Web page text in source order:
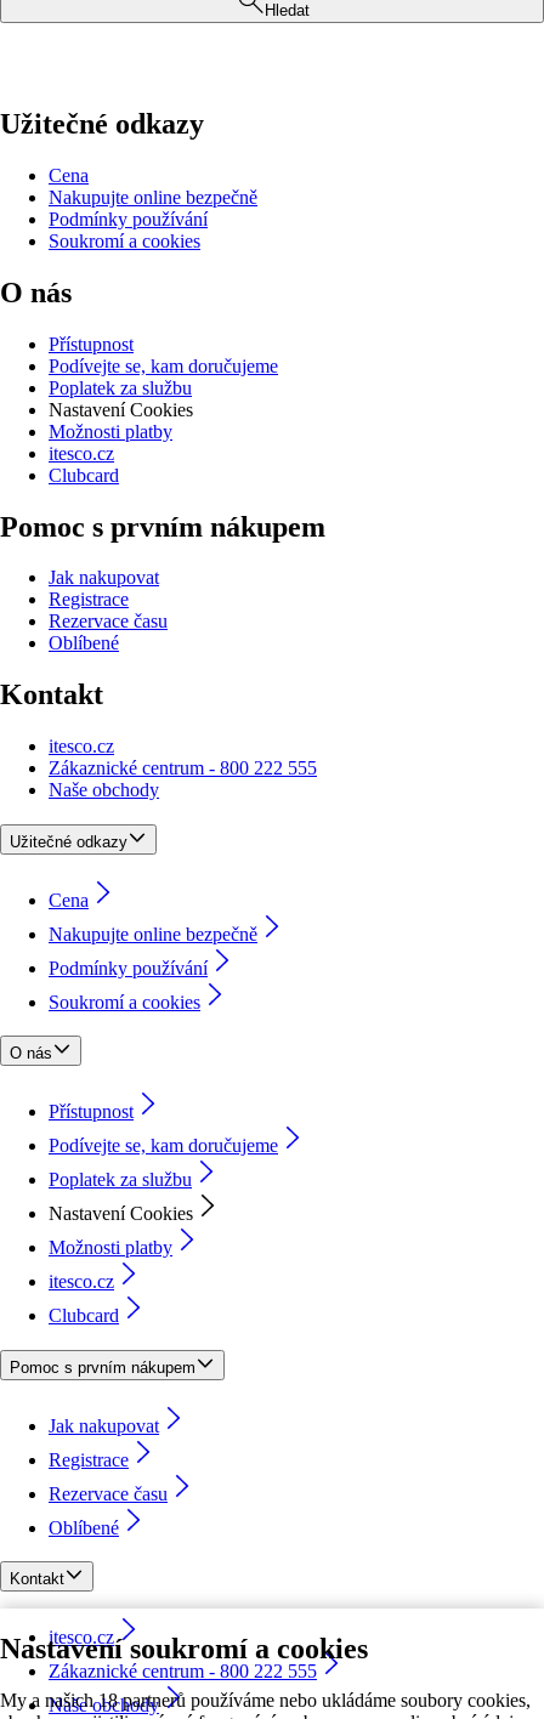
Nastavení soukromí a cookies
My a našich 18 partnerů používáme nebo ukládáme soubory cookies,
Hledat
Užitečné odkazy
Cena
Nakupujte online bezpečně
Podmínky používání
Soukromí a cookies
O nás
Přístupnost
Podívejte se, kam doručujeme
Poplatek za službu
Nastavení Cookies
Možnosti platby
itesco.cz
Clubcard
Pomoc s prvním nákupem
Jak nakupovat
Registrace
Rezervace času
Oblíbené
Kontakt
itesco.cz
Zákaznické centrum - 800 222 555
Naše obchody
Užitečné odkazy
Cena
Nakupujte online bezpečně
Podmínky používání
Soukromí a cookies
O nás
Přístupnost
Podívejte se, kam doručujeme
Poplatek za službu
Nastavení Cookies
Možnosti platby
itesco.cz
Clubcard
Pomoc s prvním nákupem
Jak nakupovat
Registrace
Rezervace času
Oblíbené
Kontakt
itesco.cz
Zákaznické centrum - 800 222 555
Naše obchody